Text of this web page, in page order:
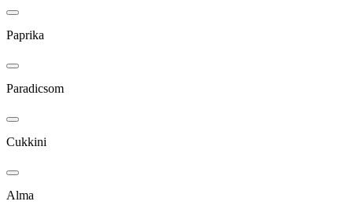
Paprika
Paradicsom
Cukkini
Alma